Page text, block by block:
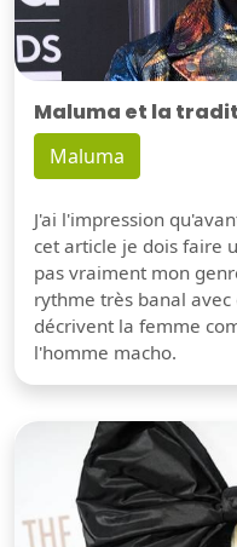
Maluma et la
Maluma
J'ai l'impression
cet article je dois faire
pas vraiment mon
rythme très banal
décrivent la femme
l'homme macho.